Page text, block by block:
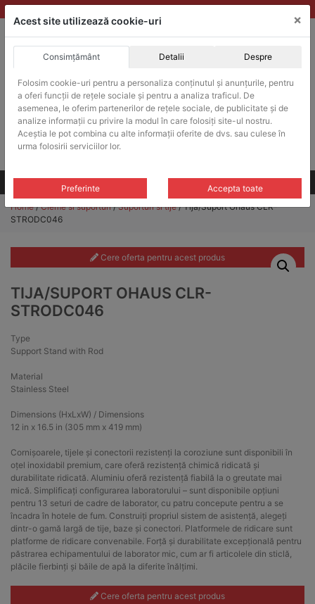
Skip
to
ACHIZITII PUBLICE
Produsele pot fi achizitionate si in sistemul SEAP / SICAP
Products
search
CAUTARE
Toate produsele
Home/Cleme si suporturi/Suporturi si tije/ Tija/Suport Ohaus CLR-
STRODC046
Cere oferta pentru acest produs
TIJA/SUPORT OHAUS CLR-
STRODC046
Type
Support Stand with Rod
Material
Stainless Steel
Dimensions (HxLxW) / Dimensions
12 in x 16.5 in (305 mm x 419 mm)
Cornișoarele, tijele și conectorii rezistenți la coroziune sunt disponibili în
oțel inoxidabil premium, care oferă rezistență chimică ridicată și
durabilitate ridicată. Aluminiu oferă rezistență fiabilă la o greutate mai
mică. Simplificați configurarea laboratorului – sunt disponibile opțiuni
pentru 13 seturi de cadre de laborator, cu patru concepute pentru a se
încadra în hotele de fum. Construiți propriul sistem de asistență, alegeți
dintr-o gamă largă de tije, baze și conectori. Platformele de ridicare sunt
platforme de ridicare convenabile. Forță și durabilitate excepțională pentru
păstrarea echipamentului de laborator mic, cum ar fi articolele din sticlă,
plăcile fierbinți și băile de apă la diferite înălțimi.
Cere oferta pentru acest produs
Acest site utilizează cookie-uri ×
Consimțământ Detalii Despre
Folosim cookie-uri pentru a personaliza conținutul și anunțurile, pentru
a oferi funcții de rețele sociale și pentru a analiza traficul. De
asemenea, le oferim partenerilor de rețele sociale, de publicitate și de
analize informații cu privire la modul în care folosiți site-ul nostru.
Aceștia le pot combina cu alte informații oferite de dvs. sau culese în
urma folosirii serviciilor lor.
Preferinte Accepta toate